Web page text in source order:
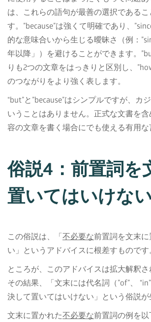
は、これらの語句が最善の選択である
す。”because”は強くて明確であり、
的な意味合いから生じる曖昧さ（例：
年以降」）を避けることができます。
りも2つの文章をはっきりと区別し、
のつながりをより強く表します。
“but”と”because”はシンプルですが、カ
いうことはありません。正式な文書を
容の文章を書く場合にでも使える有用な
俗説4：前置詞を
置いてはいけな
この俗説は、「 不必要な前置詞を文末
い」というアドバイスに根差すものです
ところが、このアドバイスは拡大解釈さ
その結果、「文末には代名詞（”of”、
決して置いてはいけない」という俗説が
文末に置かれた不必要な前置詞の例を